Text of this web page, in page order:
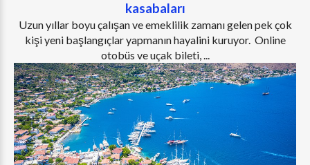
kasabaları
Uzun yıllar boyu çalışan ve emeklilik zamanı gelen pek çok
kişi yeni başlangıçlar yapmanın hayalini kuruyor. Online
otobüs ve uçak bileti, ...